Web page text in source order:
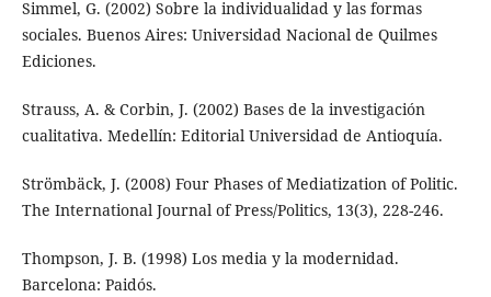
Simmel, G. (2002) Sobre la individualidad y las formas
sociales. Buenos Aires: Universidad Nacional de Quilmes
Ediciones.
Strauss, A. & Corbin, J. (2002) Bases de la investigación
cualitativa. Medellín: Editorial Universidad de Antioquía.
Strömbäck, J. (2008) Four Phases of Mediatization of Politic.
The International Journal of Press/Politics, 13(3), 228-246.
Thompson, J. B. (1998) Los media y la modernidad.
Barcelona: Paidós.